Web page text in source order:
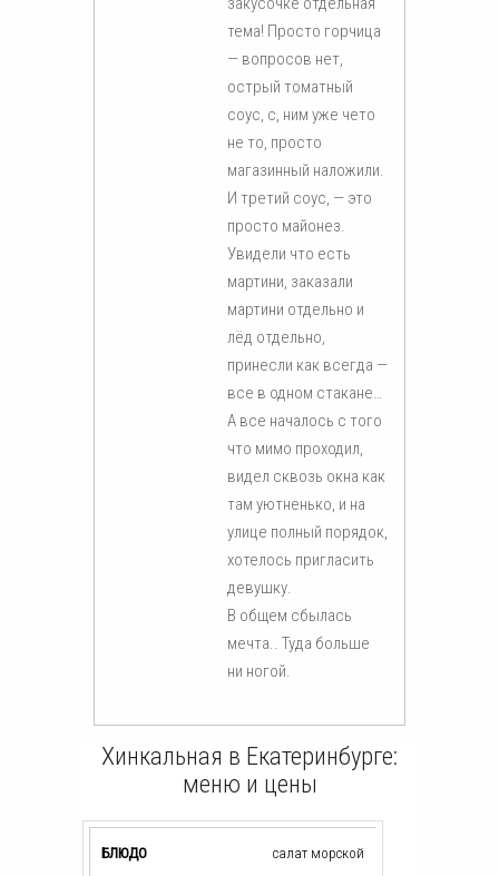
тема! Просто горчица
— вопросов нет,
острый томатный
соус, с, ним уже чето
не то, просто
магазинный наложили.
И третий соус, — это
просто майонез.
Увидели что есть
мартини, заказали
мартини отдельно и
лёд отдельно,
принесли как всегда —
все в одном стакане…
А все началось с того
что мимо проходил,
видел сквозь окна как
там уютненько, и на
улице полный порядок,
хотелось пригласить
девушку.
В общем сбылась
мечта.. Туда больше
ни ногой.
Хинкальная в Екатеринбурге:
меню и цены
салат морской